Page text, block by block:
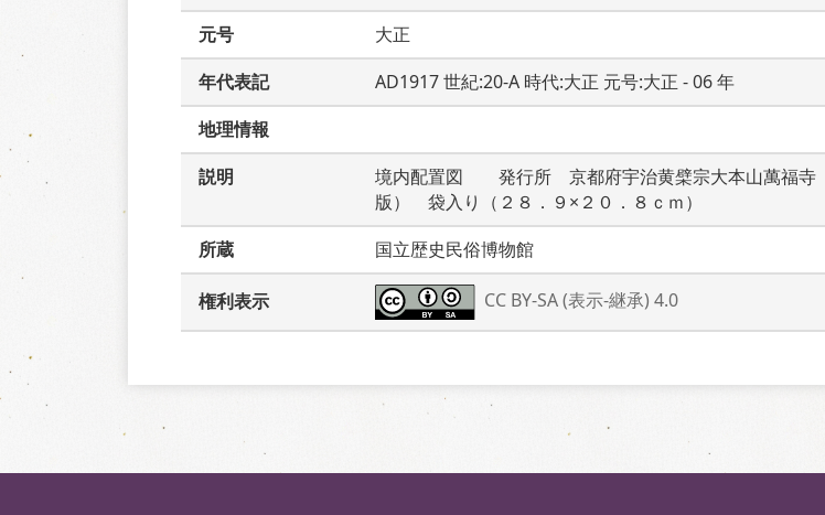
元号
大正
年代表記
AD1917 世紀:20-A 時代:大正 元号:大正 - 06 年
地理情報
説明
境内配置図　　発行所　京都府宇治黄檗宗大本山萬福
版）　袋入り（２８．９×２０．８ｃｍ）
所蔵
国立歴史民俗博物館
権利表示 CC BY-SA (表示-継承) 4.0